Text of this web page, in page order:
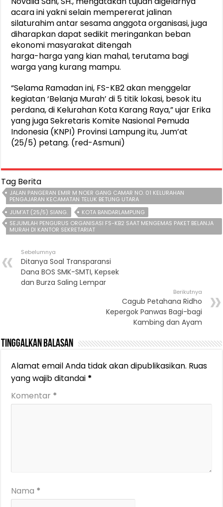
acara ini yakni selain mempererat jalinan
silaturahim antar sesama anggota organisasi, juga
diharapkan dapat sedikit meringankan beban
ekonomi masyarakat ditengah
harga-harga yang kian mahal, terutama bagi
warga yang kurang mampu.
“Selama Ramadan ini, FS-KB2 akan menggelar
kegiatan ‘Belanja Murah’ di 5 titik lokasi, besok itu
perdana, di Kelurahan Kota Karang Raya,” ujar Erika
yang juga Sekretaris Komite Nasional Pemuda
Indonesia (KNPI) Provinsi Lampung itu, Jum’at
(25/5) petang. (red-Asmuni)
Tag Berita
JALAN PANGERAN EMIR M NOER GANG CAMAR NO. 01 KELURAHAN
PENGAJARAN KECAMATAN TELUK BETUNG UTARA
JUM'AT (25/5) SIANG.
KOTA BANDARLAMPUNG
SEJUMLAH PENGURUS ORGANISASI FS-KB2 SAAT MENGEMAS PAKET BELANJA
MURAH DI KANTOR SEKRETARIAT
Sebelumnya
Ditanya Soal Transparansi
Dana BOS SMK-SMTI, Kepsek
dan Burza Saling Lempar
Berikutnya
Cagub Petahana Ridho
Kepergok Panwas Bagi-bagi
Kambing dan Ayam
Tinggalkan Balasan
Alamat email Anda tidak akan dipublikasikan. Ruas
yang wajib ditandai *
Komentar *
Nama *